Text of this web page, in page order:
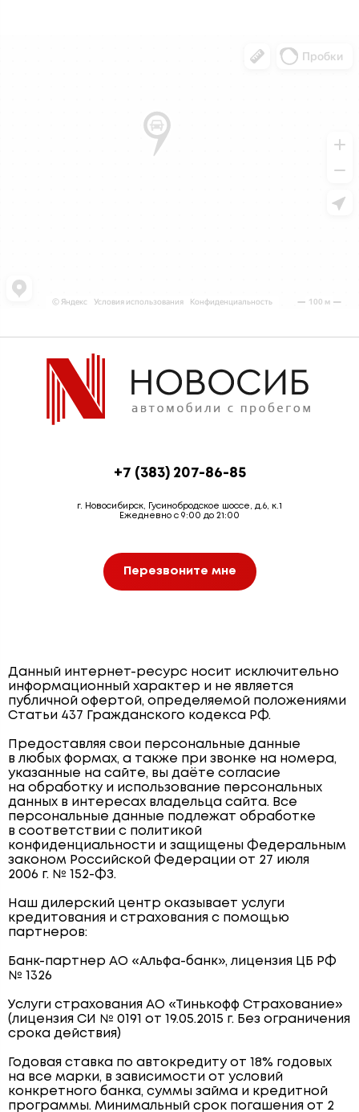
+7 (383) 207-86-85
г. Новосибирск, Гусинобродское шоссе, д.6, к.1
Ежедневно с 9:00 до 21:00
Перезвоните мне
Данный интернет-ресурс носит исключительно
информационный характер и не является
публичной офертой, определяемой положениями
Статьи 437 Гражданского кодекса РФ.
Предоставляя свои персональные данные
в любых формах, а также при звонке на номера,
указанные на сайте, вы даёте согласие
на обработку и использование персональных
данных в интересах владельца сайта. Все
персональные данные подлежат обработке
в соответствии с политикой
конфиденциальности и защищены Федеральным
законом Российской Федерации от 27 июля
2006 г. № 152-ФЗ.
Наш дилерский центр оказывает услуги
кредитования и страхования с помощью
партнеров:
Банк-партнер АО «Альфа-банк», лицензия ЦБ РФ
№ 1326
Услуги страхования АО «Тинькофф Страхование»
(лицензия СИ № 0191 от 19.05.2015 г. Без ограничения
срока действия)
Годовая ставка по автокредиту от 18% годовых
на все марки, в зависимости от условий
конкретного банка, суммы займа и кредитной
программы. Минимальный срок погашения от 2